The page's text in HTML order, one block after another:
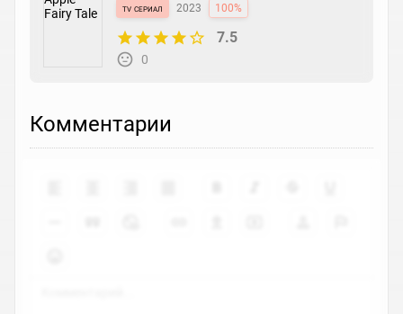
tv сериал 2023 100%
7.5
0
Комментарии